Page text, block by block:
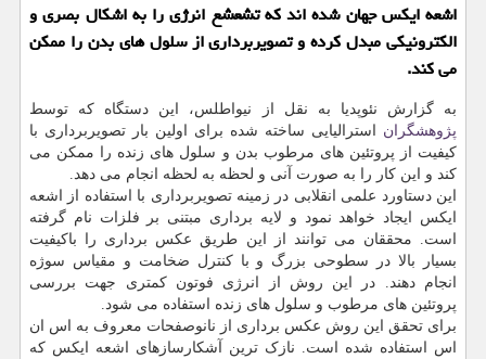
اشعه ایکس جهان شده اند که تشعشع انرژی را به اشکال بصری و
الکترونیکی مبدل کرده و تصویربرداری از سلول های بدن را ممکن
می کند.
به گزارش نئوپدیا به نقل از نیواطلس، این دستگاه که توسط
پژوهشگران استرالیایی ساخته شده برای اولین بار تصویربرداری با
کیفیت از پروتئین های مرطوب بدن و سلول های زنده را ممکن می
کند و این کار را به صورت آنی و لحظه به لحظه انجام می دهد.
این دستاورد علمی انقلابی در زمینه تصویربرداری با استفاده از اشعه
ایکس ایجاد خواهد نمود و لایه برداری مبتنی بر فلزات نام گرفته
است. محققان می توانند از این طریق عکس برداری را باکیفیت
بسیار بالا در سطوحی بزرگ و با کنترل ضخامت و مقیاس سوژه
انجام دهند. در این روش از انرژی فوتون کمتری جهت بررسی
پروتئین های مرطوب و سلول های زنده استفاده می شود.
برای تحقق این روش عکس برداری از نانوصفحات معروف به اس ان
اس استفاده شده است. نازک ترین آشکارسازهای اشعه ایکس که